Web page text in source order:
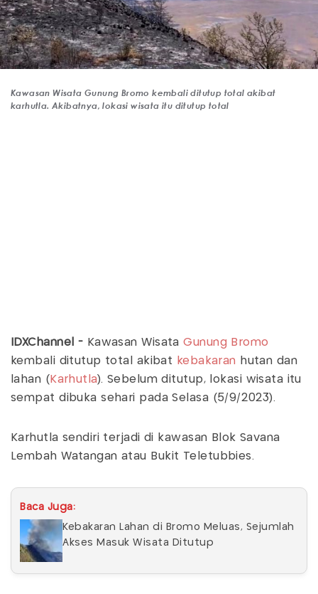
Kawasan Wisata Gunung Bromo kembali ditutup total akibat
karhutla. Akibatnya, lokasi wisata itu ditutup total
IDXChannel - Kawasan WisataGunung Bromo
kembali ditutup total akibat
kebakaran
hutan dan
lahan ( Karhutla). Sebelum ditutup, lokasi wisata itu
sempat dibuka sehari pada Selasa (5/9/2023).
Karhutla sendiri terjadi di kawasan Blok Savana
Lembah Watangan atau Bukit Teletubbies.
Baca Juga:
Kebakaran Lahan di Bromo Meluas, Sejumlah
Akses Masuk Wisata Ditutup